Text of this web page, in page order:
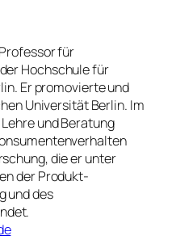
für
Hochschule für
Er promovierte und
Universität Berlin. Im
und Beratung
die er unter
der Produkt-
und des